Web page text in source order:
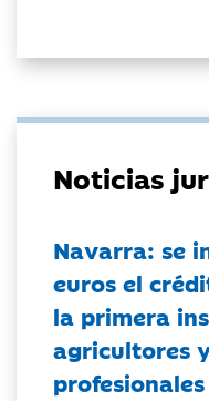
Noticias
Navarra: se
euros el
la primera
agricultores
profesionales